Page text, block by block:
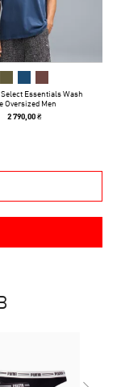
Select Essentials Wash
Oversized Men
2 790,00 ₴